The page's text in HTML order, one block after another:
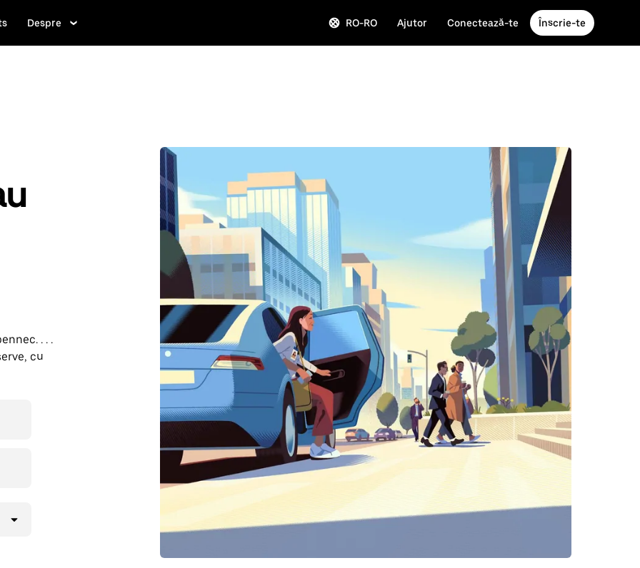
Despre RO-RO Ajutor Conectează-te Înscrie-te
. . .
cu